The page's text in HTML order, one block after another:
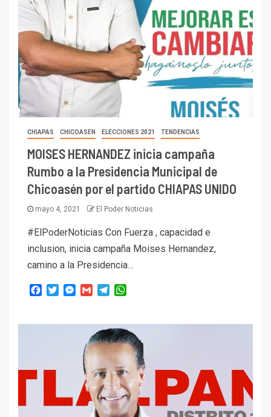
CHIAPAS CHICOASEN ELECCIONES 2021 TENDENCIAS
MOISES HERNANDEZ inicia campaña
Rumbo a la Presidencia Municipal de
Chicoasén por el partido CHIAPAS UNIDO
mayo 4, 2021 El Poder Noticias
#ElPoderNoticias Con Fuerza , capacidad e
inclusion, inicia campaña Moises Hernandez,
camino a la Presidencia…
Facebook
TwitterMessenger
Gmail Telegram